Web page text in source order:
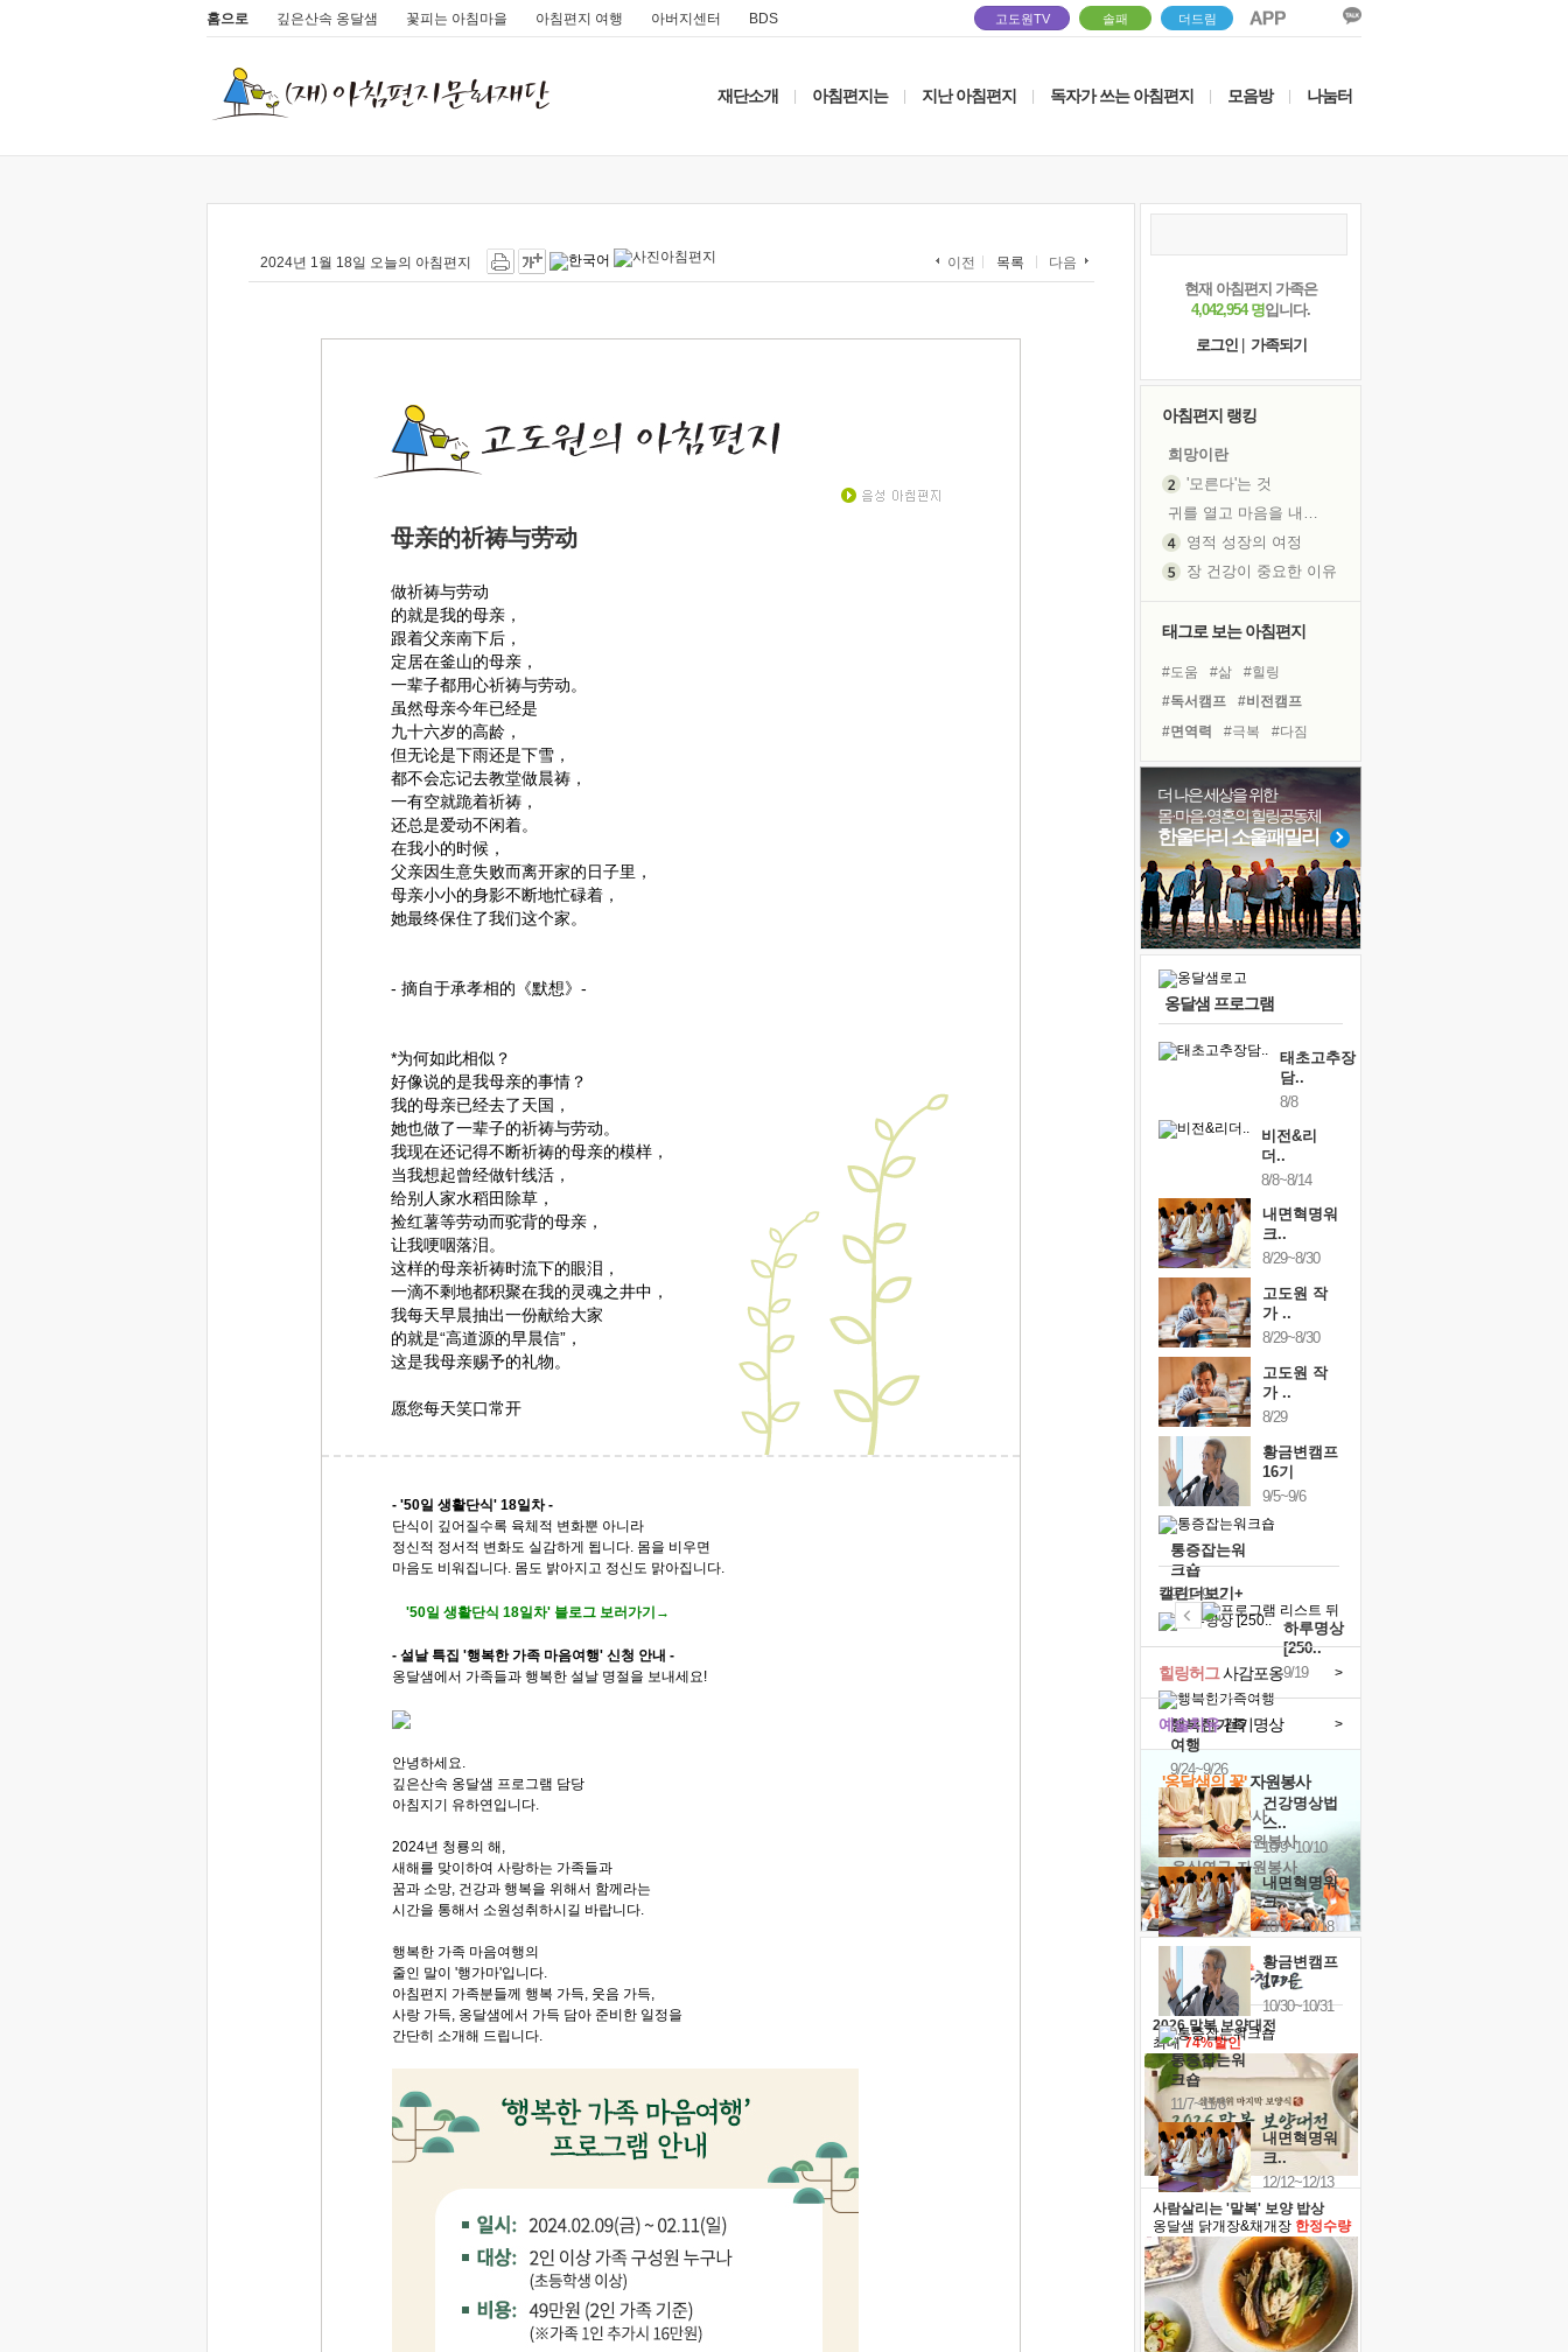
홈으로 깊은산속 옹달샘 꽃피는 아침마을 아침편지 여행 아버지센터 BDS 고도원TV 솔패 더드림
재단소개 아침편지는 지난 아침편지 독자가 쓰는 아침편지 모음방 나눔터
2024년 1월 18일 오늘의 아침편지 이전 목록 다음
母亲的祈祷与劳动
做祈祷与劳动
的就是我的母亲，
跟着父亲南下后，
定居在釜山的母亲，
一辈子都用心祈祷与劳动。
虽然母亲今年已经是
九十六岁的高龄，
但无论是下雨还是下雪，
都不会忘记去教堂做晨祷，
一有空就跪着祈祷，
还总是爱动不闲着。
在我小的时候，
父亲因生意失败而离开家的日子里，
母亲小小的身影不断地忙碌着，
她最终保住了我们这个家。
- 摘自于承孝相的《默想》-
*为何如此相似？
好像说的是我母亲的事情？
我的母亲已经去了天国，
她也做了一辈子的祈祷与劳动。
我现在还记得不断祈祷的母亲的模样，
当我想起曾经做针线活，
给别人家水稻田除草，
捡红薯等劳动而驼背的母亲，
让我哽咽落泪。
这样的母亲祈祷时流下的眼泪，
一滴不剩地都积聚在我的灵魂之井中，
我每天早晨抽出一份献给大家
的就是“高道源的早晨信”，
这是我母亲赐予的礼物。
愿您每天笑口常开
- '50일 생활단식' 18일차 -
단식이 깊어질수록 육체적 변화뿐 아니라
정신적 정서적 변화도 실감하게 됩니다. 몸을 비우면
마음도 비워집니다. 몸도 밝아지고 정신도 맑아집니다.
'50일 생활단식 18일차' 블로그 보러가기→
- 설날 특집 '행복한 가족 마음여행' 신청 안내 -
옹달샘에서 가족들과 행복한 설날 명절을 보내세요!
안녕하세요.
깊은산속 옹달샘 프로그램 담당
아침지기 유하연입니다.
2024년 청룡의 해,
새해를 맞이하여 사랑하는 가족들과
꿈과 소망, 건강과 행복을 위해서 함께라는
시간을 통해서 소원성취하시길 바랍니다.
행복한 가족 마음여행의
줄인 말이 '행가마'입니다.
아침편지 가족분들께 행복 가득, 웃음 가득,
사랑 가득, 옹달샘에서 가득 담아 준비한 일정을
간단히 소개해 드립니다.
현재 아침편지 가족은
4,042,954 명입니다.
로그인
가족되기
아침편지 랭킹
희망이란
'모른다'는 것
귀를 열고 마음을 내어주고
영적 성장의 여정
장 건강이 중요한 이유
흙이 된 몸으로 출근하는 여자
꿈이 실제가 되는 것
'말 타는 법'을 먼저
아픈 아버지를 위한 공간 설계
졸업식 사진을 보며
극심한 변비, 어깨결림, 수면 장애
보고 싶은 어머니
마음이 멈춰 버린 곳
못된 꼰대들
태그로 보는 아침편지
#도움 #삶
#힐링
#독서캠프
#비전캠프
#면역력
#극복
#다짐
#위기
#리더
#바이러스
#사람
#건강
#경험
#선택
#유튜브
#친구
#독서
#나눔
#계획
#링컨학교
더 나은 세상을 위한
몸·마음·영혼의 힐링공동체
한울타리 소울패밀리
옹달샘 프로그램
태초고추장
담..
8/8
비전&리
더..
8/8~8/14
내면혁명워
크..
8/29~8/30
고도원 작
가 ..
8/29~8/30
고도원 작
가 ..
8/29
황금변캠프
16기
9/5~9/6
통증잡는워
크숍
9/11~9/12
하루명상
[250..
9/19
행복한가족
여행
9/24~9/26
건강명상법
스..
10/9~10/10
내면혁명워
크..
10/17~10/18
황금변캠프
17기
10/30~10/31
통증잡는워
크숍
11/7~11/8
내면혁명워
크..
12/12~12/13
캘린더보기+
예술치유걷기명상 >
힐링허그사감포옹 >
'옹달샘의 꽃'자원봉사
· 청년 자원봉사
· 금빛청년 자원봉사
· 음식연구 자원봉사
2026 말복 보양대전
최대74%할인
사람살리는 '말복' 보양 밥상
옹달샘 닭개장&채개장 한정수량